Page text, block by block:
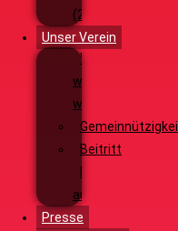
(2005)
Unser Verein
Wieso,
weshalb,
warum?!
Gemeinnützigkeit
Beitritt
Filmausrüstung
ausleihen
Presse